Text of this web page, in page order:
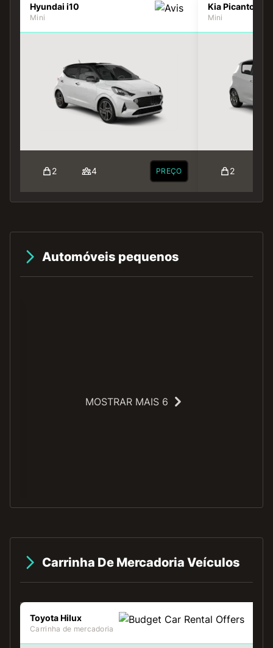
Hyundai i10
Mini
2 4 PREÇO
Kia Picanto
Mini
2
Automóveis pequenos
MOSTRAR MAIS 6
Carrinha De Mercadoria Veículos
Toyota Hilux
Carrinha de mercadoria